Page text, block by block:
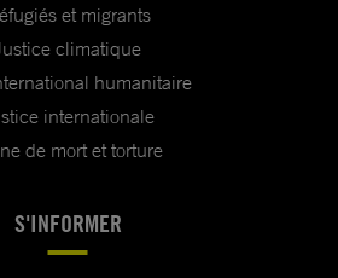
et migrants
climatique
humanitaire
internationale
de mort et torture
S'INFORMER